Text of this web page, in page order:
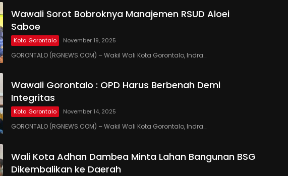
Wawali Sorot Bobroknya Manajemen RSUD Aloei
Saboe
Kota Gorontalo November 19, 2025
GORONTALO (RGNEWS.COM) – Wakil Wali Kota Gorontalo, Indra…
Wawali Gorontalo : OPD Harus Berbenah Demi
Integritas
Kota Gorontalo November 14, 2025
GORONTALO (RGNEWS.COM) – Wakil Wali Kota Gorontalo, Indra…
Wali Kota Adhan Dambea Minta Lahan Bangunan BSG
Dikembalikan ke Daerah